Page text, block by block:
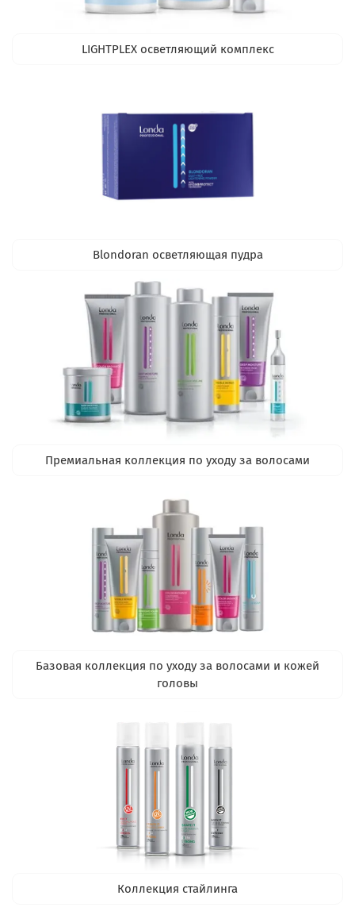
LIGHTPLEX осветляющий комплекс
Blondoran осветляющая пудра
Премиальная коллекция по уходу за волосами
Базовая коллекция по уходу за волосами и кожей
головы
Коллекция стайлинга